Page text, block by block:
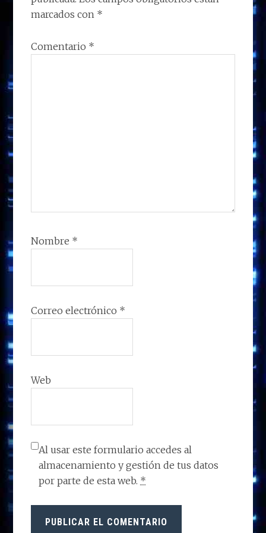
LECTORES
marcados con *
Comentario *
Nombre *
Correo electrónico *
Web
Al usar este formulario accedes al
almacenamiento y gestión de tus datos
por parte de esta web. *